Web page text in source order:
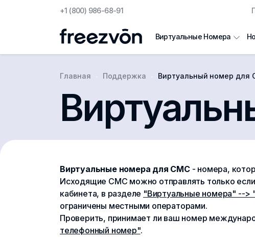
+1 (800) 986-68-91
Виртуальные Номера
Главная Поддержка Виртуальный номер для
Виртуальные номера для СМС- номера,
Исходящие СМС можно отправлять только
кабинета, в разделе "Виртуальные номера" --
ограничены местными операторами.
Проверить, принимает ли ваш номер
телефонный номер".